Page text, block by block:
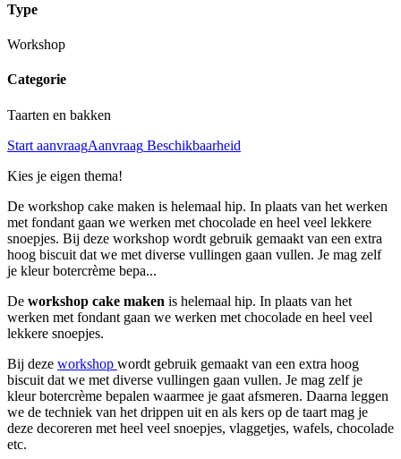
Type
Workshop
Categorie
Taarten en bakken
Start aanvraagAanvraag Beschikbaarheid
Kies je eigen thema!
De workshop cake maken is helemaal hip. In plaats van het werken
met fondant gaan we werken met chocolade en heel veel lekkere
snoepjes. Bij deze workshop wordt gebruik gemaakt van een extra
hoog biscuit dat we met diverse vullingen gaan vullen. Je mag zelf
je kleur botercrème bepa...
De workshop cake maken is helemaal hip. In plaats van het
werken met fondant gaan we werken met chocolade en heel veel
lekkere snoepjes.
Bij deze workshop wordt gebruik gemaakt van een extra hoog
biscuit dat we met diverse vullingen gaan vullen. Je mag zelf je
kleur botercrème bepalen waarmee je gaat afsmeren. Daarna leggen
we de techniek van het drippen uit en als kers op de taart mag je
deze decoreren met heel veel snoepjes, vlaggetjes, wafels, chocolade
etc.